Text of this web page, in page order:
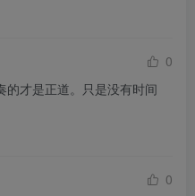
0
的才是正道。只是没有时间
0